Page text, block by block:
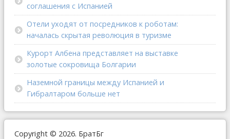
соглашения с Испанией
Отели уходят от посредников к роботам:
началась скрытая революция в туризме
Курорт Албена представляет на выставке
золотые сокровища Болгарии
Наземной границы между Испанией и
Гибралтаром больше нет
Copyright © 2026. БратБг